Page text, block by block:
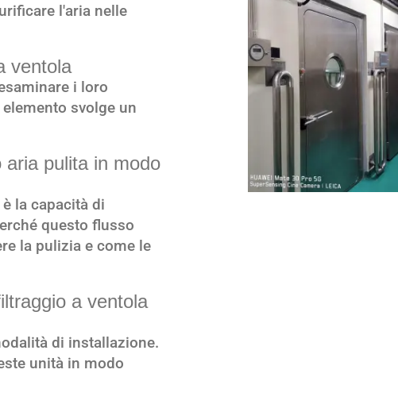
l'aria nelle
ventola
i loro
svolge un
pulita in modo
la capacità di
questo flusso
la pulizia e come le
a ventola
di installazione.
unità in modo